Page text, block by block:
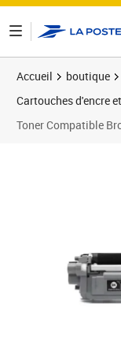
Accueil boutique
Cartouches d'encre
Toner Compatible